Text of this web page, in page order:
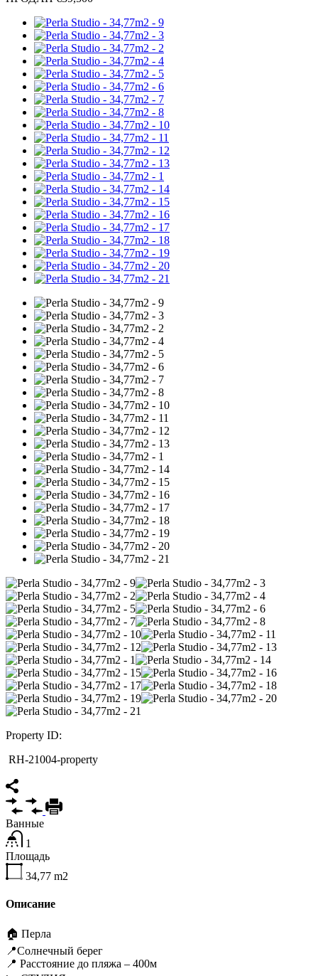
Property ID:
RH-21004-property
Ванные
1
Площадь
34,77 m2
Описание
🏠 Перла
📍Солнечный берег
📍 Расстояние до пляжа – 400м